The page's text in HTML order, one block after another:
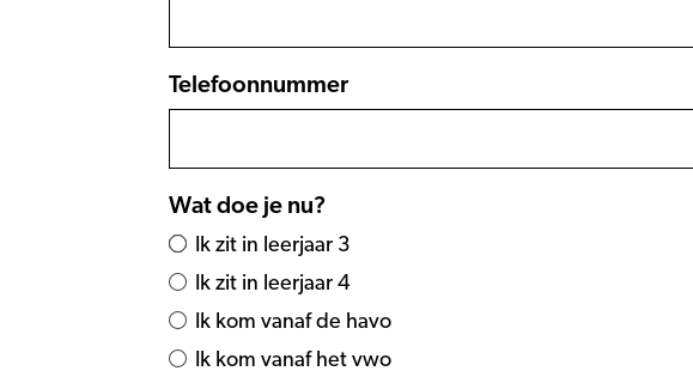
Telefoonnummer
Wat doe je nu?
Ik zit in leerjaar 3
Ik zit in leerjaar 4
Ik kom vanaf de havo
Ik kom vanaf het vwo